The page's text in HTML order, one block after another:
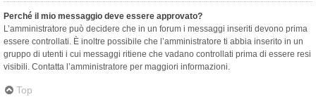
Perché il mio messaggio deve essere approvato?
L’amministratore può decidere che in un forum i messaggi inseriti devono prima
essere controllati. È inoltre possibile che l’amministratore ti abbia inserito in un
gruppo di utenti i cui messaggi ritiene che vadano controllati prima di essere resi
visibili. Contatta l’amministratore per maggiori informazioni.
Top